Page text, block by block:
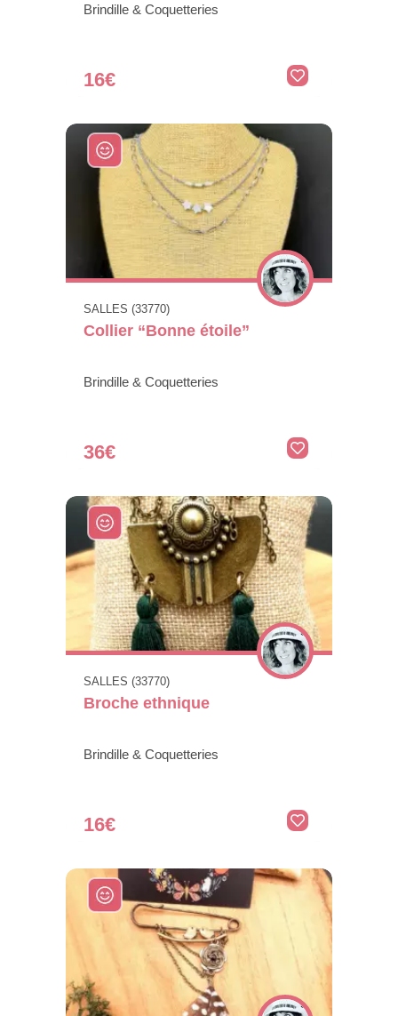
Brindille & Coquetteries
16€
SALLES (33770)
Collier “Bonne étoile”
Brindille & Coquetteries
36€
SALLES (33770)
Broche ethnique
Brindille & Coquetteries
16€